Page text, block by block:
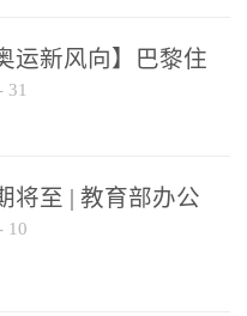
运新风向】巴黎住
优吸环保共建健康
31
将至 | 教育部办公
强学校新建校舍室
量管理通知
10